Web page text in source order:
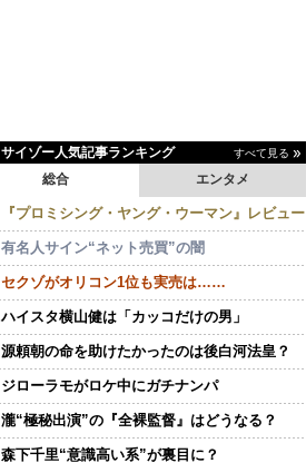
サイゾー人気記事ランキング すべて見る
エンタメ
総合
『プロミシング・ヤング・ウーマン』レビュー
有名人サイン“ネット売買”の闇
セクゾがオリコン1位も実売は……
ハイスタ横山健は「カッコだけの男」
源頼朝の命を助けたかったのは後白河法皇？
ジローラモがロケ中にガチナンパ
瀧“極秘出演”の『全裸監督』はどうなる？
森下千里“意識高い系”が裏目に？